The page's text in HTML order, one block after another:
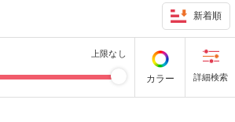
新着順
上限なし
カラー